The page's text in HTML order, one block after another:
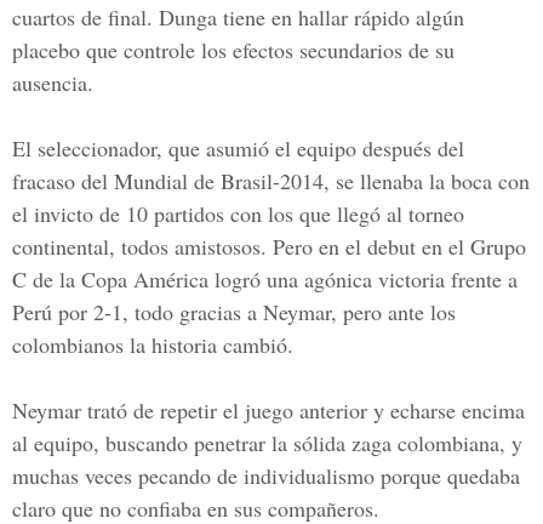
cuartos de final. Dunga tiene en hallar rápido algún
placebo que controle los efectos secundarios de su
ausencia.
El seleccionador, que asumió el equipo después del
fracaso del Mundial de Brasil-2014, se llenaba la boca con
el invicto de 10 partidos con los que llegó al torneo
continental, todos amistosos. Pero en el debut en el Grupo
C de la Copa América logró una agónica victoria frente a
Perú por 2-1, todo gracias a Neymar, pero ante los
colombianos la historia cambió.
Neymar trató de repetir el juego anterior y echarse encima
al equipo, buscando penetrar la sólida zaga colombiana, y
muchas veces pecando de individualismo porque quedaba
claro que no confiaba en sus compañeros.